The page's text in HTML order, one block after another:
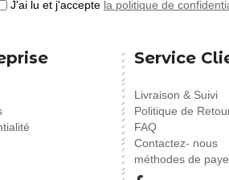
J'ai lu et j'accepte la politique de
Service
Livraison & Suivi
Politique de
FAQ
Contactez- nous
méthodes de